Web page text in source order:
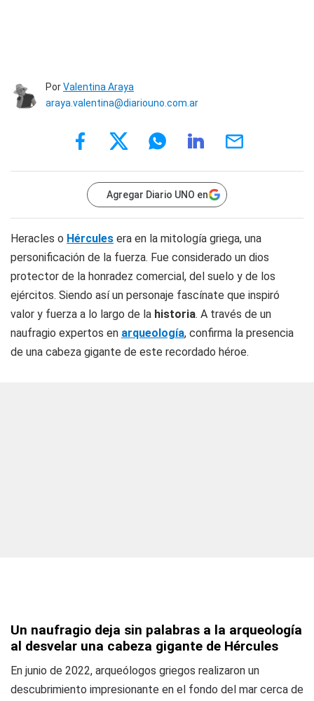
PorValentina Araya
araya.valentina@diariouno.com.ar
Agregar Diario UNO en
Heracles o Hércules era en la mitología griega, una
personificación de la fuerza. Fue considerado un dios
protector de la honradez comercial, del suelo y de los
ejércitos. Siendo así un personaje fascínate que inspiró
valor y fuerza a lo largo de la historia. A través de un
naufragio expertos en arqueología, confirma la presencia
de una cabeza gigante de este recordado héroe.
Un naufragio deja sin palabras a la arqueología
al desvelar una cabeza gigante de Hércules
En junio de 2022, arqueólogos griegos realizaron un
descubrimiento impresionante en el fondo del mar cerca de